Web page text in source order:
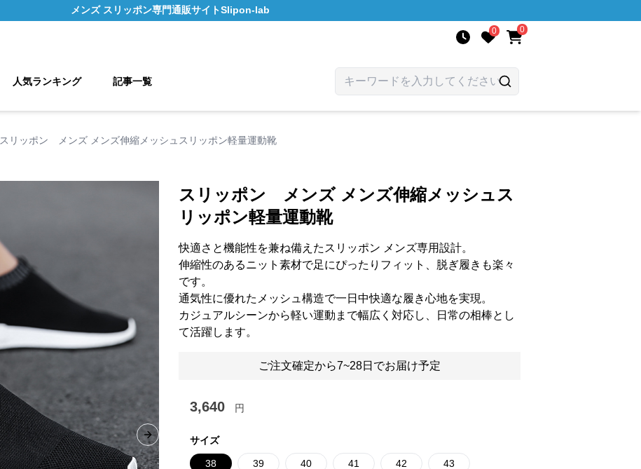
メンズ スリッポン専門通販サイトSlipon-lab
0 0
人気ランキング 記事一覧
スリッポン メンズ メンズ伸縮メッシュスリッポン軽量運動靴
Next slide
スリッポン メンズ メンズ伸縮メッシュス
リッポン軽量運動靴
快適さと機能性を兼ね備えたスリッポン メンズ専用設計。
伸縮性のあるニット素材で足にぴったりフィット、脱ぎ履きも楽々
です。
通気性に優れたメッシュ構造で一日中快適な履き心地を実現。
カジュアルシーンから軽い運動まで幅広く対応し、日常の相棒とし
て活躍します。
ご注文確定から7~28日でお届け予定
3,640 円
サイズ
38 39 40 41 42 43